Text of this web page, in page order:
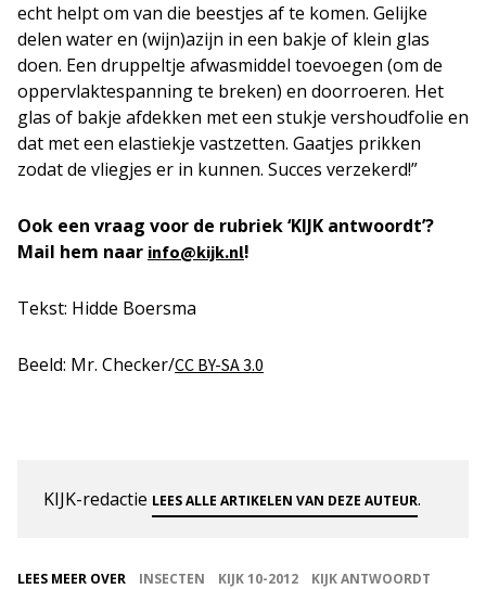
echt helpt om van die beestjes af te komen. Gelijke
delen water en (wijn)azijn in een bakje of klein glas
doen. Een druppeltje afwasmiddel toevoegen (om de
oppervlaktespanning te breken) en doorroeren. Het
glas of bakje afdekken met een stukje vershoudfolie en
dat met een elastiekje vastzetten. Gaatjes prikken
zodat de vliegjes er in kunnen. Succes verzekerd!”
Ook een vraag voor de rubriek ‘KIJK antwoordt’?
Mail hem naar info@kijk.nl!
Tekst: Hidde Boersma
Beeld: Mr. Checker/CC BY-SA 3.0
KIJK-redactie LEES ALLE ARTIKELEN VAN DEZE AUTEUR.
LEES MEER OVER INSECTEN KIJK 10-2012
KIJK ANTWOORDT